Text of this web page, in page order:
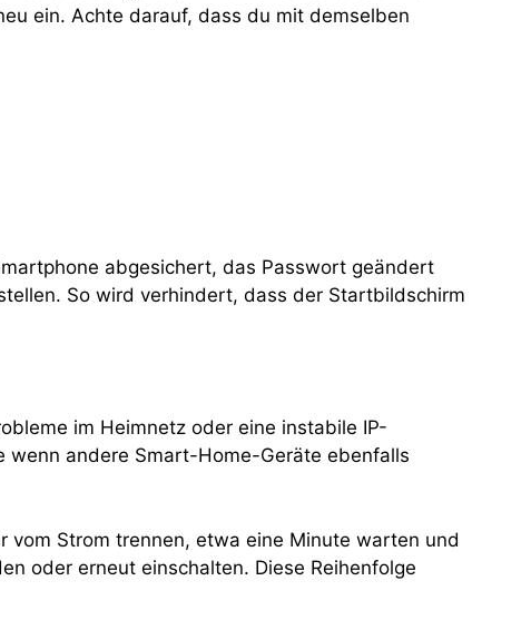
ein. Achte darauf, dass du mit demselben
abgesichert, das Passwort geändert
So wird verhindert, dass der Startbildschirm
im Heimnetz oder eine instabile IP-
wenn andere Smart-Home-Geräte ebenfalls
vom Strom trennen, etwa eine Minute warten und
oder erneut einschalten. Diese Reihenfolge